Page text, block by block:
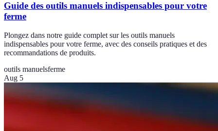
Guide des outils manuels indispensables pour votre
ferme
Plongez dans notre guide complet sur les outils manuels
indispensables pour votre ferme, avec des conseils pratiques et des
recommandations de produits.
outils manuelsferme
Aug 5